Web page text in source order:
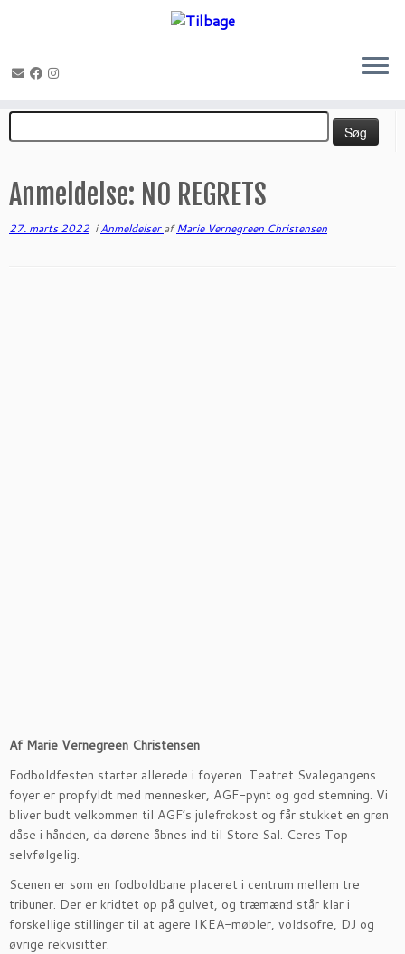
indhold
Søg
efter:
Anmeldelse: NO REGRETS
27. marts 2022 iAnmeldelserafMarie Vernegreen Christensen
Af Marie Vernegreen Christensen
Fodboldfesten starter allerede i foyeren. Teatret Svalegangens
foyer er propfyldt med mennesker, AGF-pynt og god stemning. Vi
bliver budt velkommen til AGF’s julefrokost og får stukket en grøn
dåse i hånden, da dørene åbnes ind til Store Sal. Ceres Top
selvfølgelig.
Scenen er som en fodboldbane placeret i centrum mellem tre
tribuner. Der er kridtet op på gulvet, og træmænd står klar i
forskellige stillinger til at agere IKEA-møbler, voldsofre, DJ og
øvrige rekvisitter.